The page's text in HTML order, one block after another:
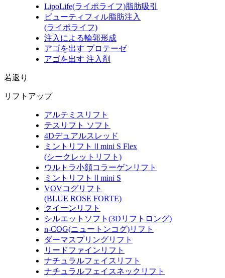
LipoLife(ライポライフ)脂肪吸引
ビューティフィル脂肪注入
(ライポライフ)
注入による輪郭形成
アゴを出す プロテーゼ
アゴを出す 注入剤
若返り
リフトアップ
アルテミスリフト
テスリフト ソフト
4Dデュアルスレッド
ミントリフトⅡmini S Flex
(シークレットリフト)
ウルトラ小顔コラーゲンリフト
ミントリフトⅡmini S
VOVコグリフト
(BLUE ROSE FORTE)
クイーンリフト
シルエットソフト (3Dリフトロング)
n-COG(ニュートンコグ)リフト
ダーマスプリングリフト
リードファインリフト
ナチュラルフェイスリフト
ナチュラルフェイスネックリフト